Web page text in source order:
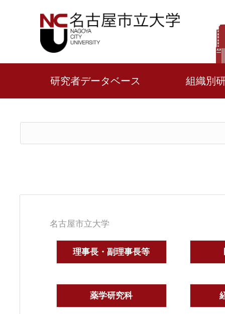
研究者データベース 組織別
名古屋市立大学
理事長・副理事長等
薬学研究科